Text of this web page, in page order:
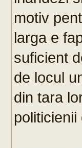
motiv
larga e
suficient
de locul
din tara